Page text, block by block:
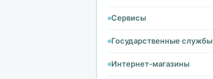
Сервисы
Государственные службы
Интернет-магазины